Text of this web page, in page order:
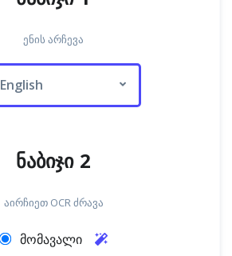
ენის არჩევა
English
ნაბიჯი 2
აირჩიეთ OCR ძრავა
მომავალი